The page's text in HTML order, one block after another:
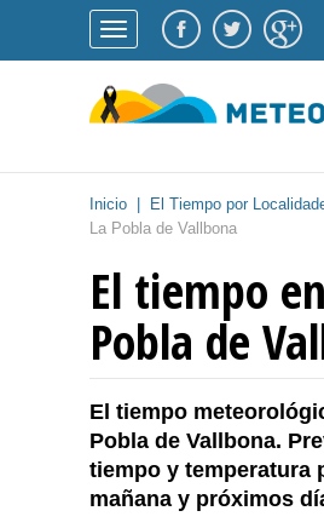
Inicio El Tiempo por
La Pobla de Vallbona
El tiempo
Pobla de
El tiempo
Pobla de Vallbona.
tiempo y temperatura
mañana y próximos